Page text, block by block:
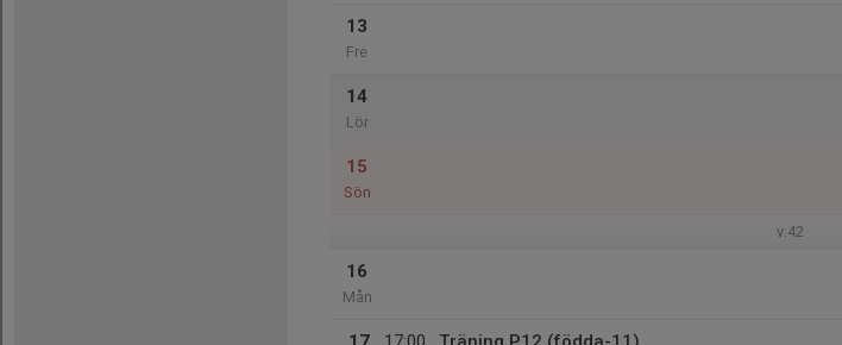
13
Fre
14
Lör
15
Sön
v.42
16
Mån